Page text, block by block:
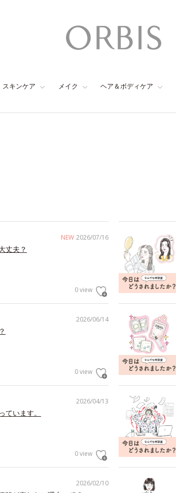
スキンケア メイク ヘア＆ボディケア
NEW 2026/07/16
丈夫？
0 view
2026/06/14
0 view
2026/04/13
います。
0 view
2026/02/10